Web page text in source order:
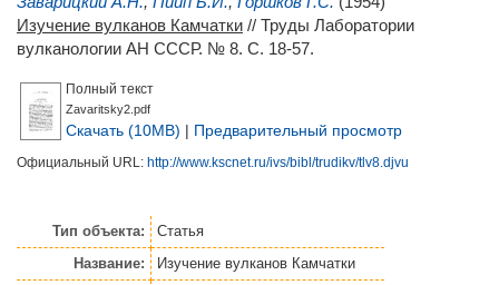
Изучение вулканов Камчатки // Труды Лаборатории
вулканологии АН СССР. № 8. С. 18-57.
Полный текст
Zavaritsky2.pdf
Скачать (10MB) | Предварительный просмотр
Официальный URL: http://www.kscnet.ru/ivs/bibl/trudikv/tlv8.djvu
Тип объекта:
Статья
Название:
Изучение вулканов Камчатки